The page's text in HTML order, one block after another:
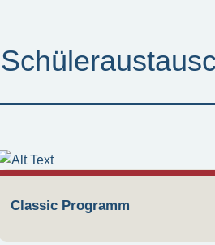
Classic Programm